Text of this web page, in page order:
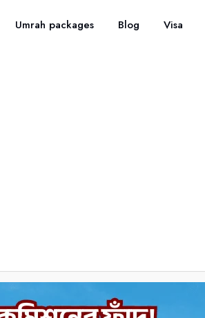
Umrah packages Blog Visa